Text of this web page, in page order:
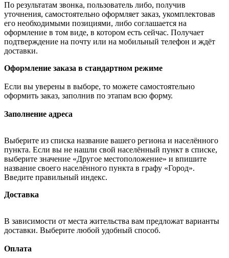
По результатам звонка, пользователь либо, получив
уточнения, самостоятельно оформляет заказ, укомплектовав
его необходимыми позициями, либо соглашается на
оформление в том виде, в котором есть сейчас. Получает
подтверждение на почту или на мобильный телефон и ждёт
доставки.
Оформление заказа в стандартном режиме
Если вы уверены в выборе, то можете самостоятельно
оформить заказ, заполнив по этапам всю форму.
Заполнение адреса
Выберите из списка название вашего региона и населённого
пункта. Если вы не нашли свой населённый пункт в списке,
выберите значение «Другое местоположение» и впишите
название своего населённого пункта в графу «Город».
Введите правильный индекс.
Доставка
В зависимости от места жительства вам предложат варианты
доставки. Выберите любой удобный способ.
Оплата